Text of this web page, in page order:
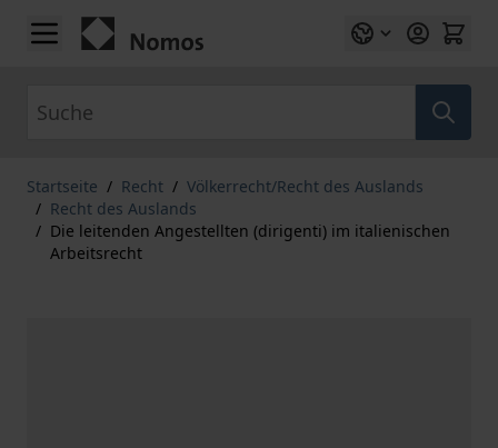
Zum Inhalt springen
Startseite / Recht / Völkerrecht/Recht des Auslands
/ Recht des Auslands
/ Die leitenden Angestellten (dirigenti) im italienischen
Arbeitsrecht